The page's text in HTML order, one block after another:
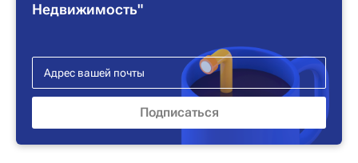
Недвижимость"